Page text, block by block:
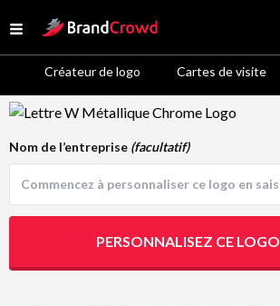
Open menu
Site Logo
Créateur de logo Cartes de visite
Logo Template Preview
Nom de l’entreprise (facultatif)
PERSONNALISEZ CE LOGO